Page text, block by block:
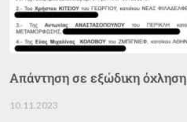
Απάντηση σε εξώδικη όχληση
10.11.2023